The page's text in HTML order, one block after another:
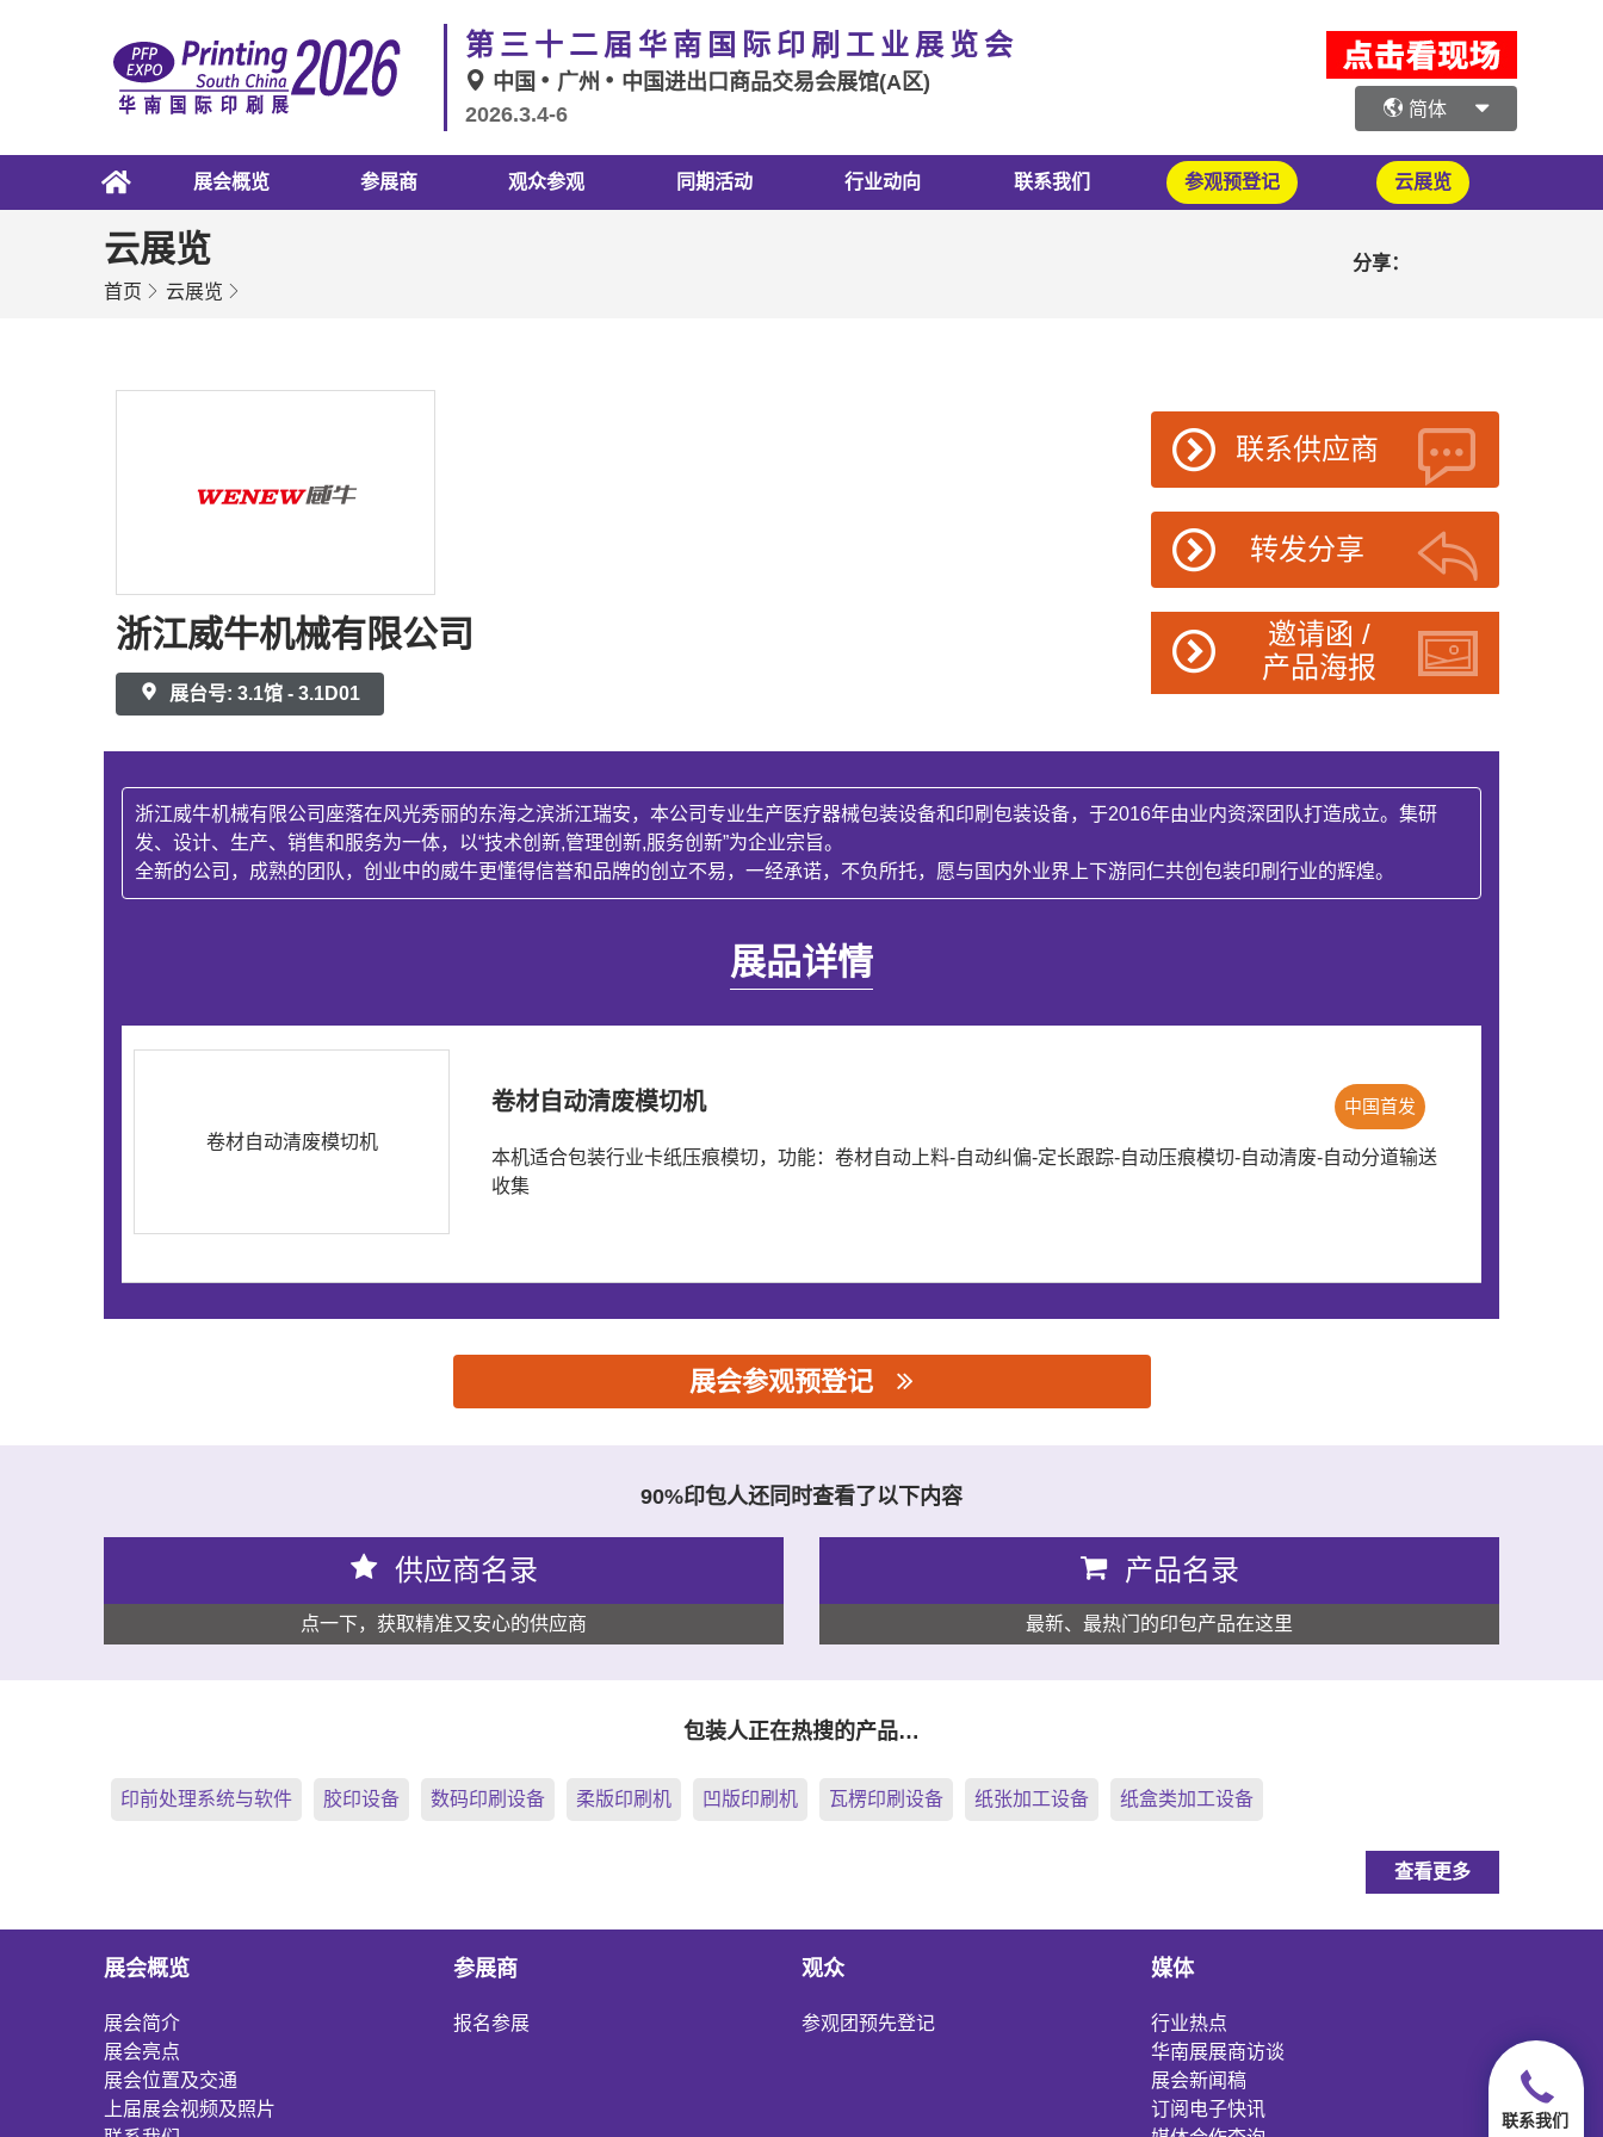
第三十二届华南国际印刷工业展览会
中国 广州
中国进出口商品交易会展馆(A区)
2026.3.4-6
简体
展会概览 参展商 观众参观 同期活动 行业动向 联系我们 参观预登记 云展览
云展览
首页 云展览
分享：
浙江威牛机械有限公司
展台号: 3.1馆 - 3.1D01
联系供应商
转发分享
邀请函 /
产品海报
浙江威牛机械有限公司座落在风光秀丽的东海之滨浙江瑞安，本公司专业生产医疗器械包装设备和印刷包装设备，于2016年由业内资深团队打造成立。集研
发、设计、生产、销售和服务为一体，以“技术创新,管理创新,服务创新”为企业宗旨。
全新的公司，成熟的团队，创业中的威牛更懂得信誉和品牌的创立不易，一经承诺，不负所托，愿与国内外业界上下游同仁共创包装印刷行业的辉煌。
展品详情
卷材自动清废模切机
卷材自动清废模切机 中国首发
本机适合包装行业卡纸压痕模切，功能：卷材自动上料-自动纠偏-定长跟踪-自动压痕模切-自动清废-自动分道输送
收集
展会参观预登记
90%印包人还同时查看了以下内容
供应商名录
点一下，获取精准又安心的供应商
产品名录
最新、最热门的印包产品在这里
包装人正在热搜的产品…
印前处理系统与软件 胶印设备 数码印刷设备 柔版印刷机 凹版印刷机 瓦楞印刷设备 纸张加工设备 纸盒类加工设备
查看更多
展会概览
展会简介
展会亮点
展会位置及交通
上届展会视频及照片
参展商
报名参展
观众
参观团预先登记
媒体
行业热点
华南展展商访谈
展会新闻稿
订阅电子快讯
联系我们